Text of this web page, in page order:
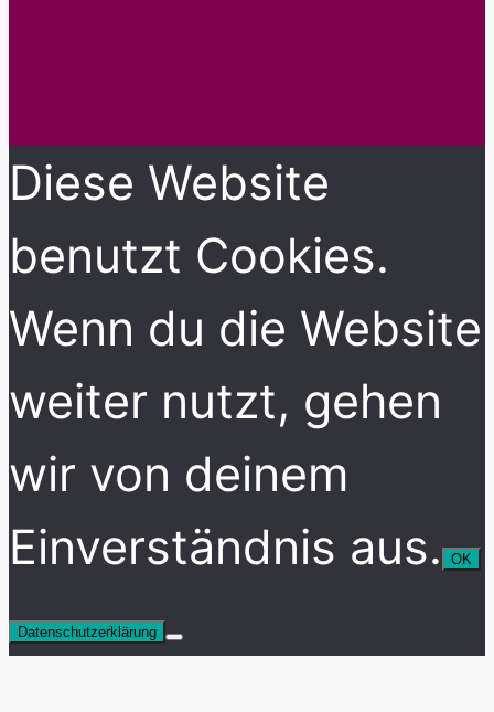
Diese Website
benutzt Cookies.
Wenn du die Website
weiter nutzt, gehen
wir von deinem
Einverständnis aus.
OK
Datenschutzerklärung